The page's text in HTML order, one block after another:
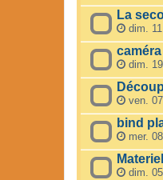
La
dim.
dim.
ven.
bind
mer.
dim.